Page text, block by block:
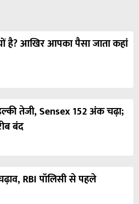
है? आखिर आपका पैसा जाता कहां
तेजी, Sensex 152 अंक चढ़ा;
बंद
RBI पॉलिसी से पहले